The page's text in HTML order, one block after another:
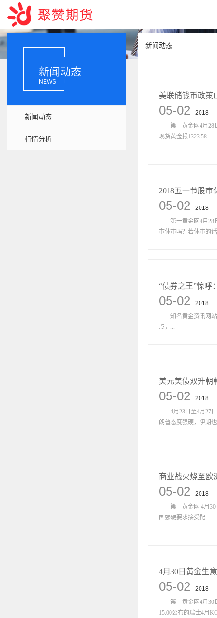
新闻动态
NEWS
新闻动态
行情分析
新闻动态
美联储钱币政策
05-02
2018
第一黄金网4月28日
现货黄金报1323.58...
2018五一节股市
05-02
2018
第一黄金网4月28日
市休市吗？若休市的
“债券之王”惊呼
05-02
2018
知名黄金资讯网站
点，...
美元美债双升朝
05-02
2018
4月23日至4月27日
朗普态度强硬，伊朗
商业战火烧至欧
05-02
2018
第一黄金网 4月30
国强硬要求接受配...
4月30日黄金生
05-02
2018
第一黄金网4月30日
15:00公布的瑞士4月